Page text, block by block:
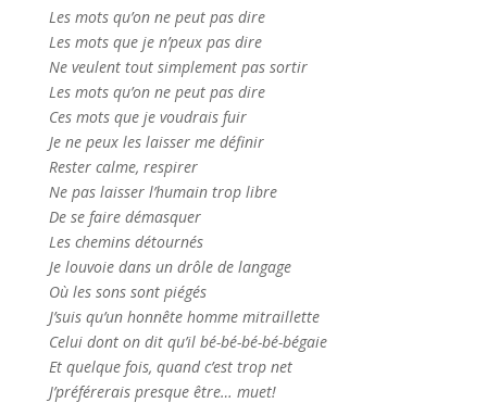
Les mots qu’on ne peut pas dire
Les mots que je n’peux pas dire
Ne veulent tout simplement pas sortir
Les mots qu’on ne peut pas dire
Ces mots que je voudrais fuir
Je ne peux les laisser me définir
Rester calme, respirer
Ne pas laisser l’humain trop libre
De se faire démasquer
Les chemins détournés
Je louvoie dans un drôle de langage
Où les sons sont piégés
J’suis qu’un honnête homme mitraillette
Celui dont on dit qu’il bé-bé-bé-bé-bégaie
Et quelque fois, quand c’est trop net
J’préférerais presque être… muet!